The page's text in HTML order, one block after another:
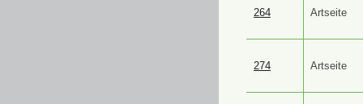
264 Artseite
274 Artseite